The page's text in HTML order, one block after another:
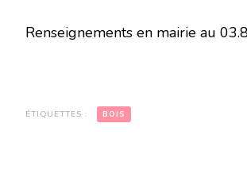
Renseignements en mairie au
ÉTIQUETTES : BOIS